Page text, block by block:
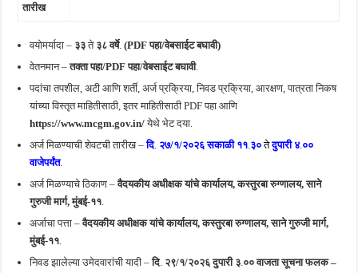
तारीख
वयोमर्यादा – ३३ते ३८ वर्षे.(PDF पहा/वेबसाईट बघावी)
वेतनमान –तक्ता पहा/PDF पहा/वेबसाईट बघावी.
पदांचा तपशील, अटी आणि शर्ती, अर्ज प्रक्रिया, निवड प्रक्रिया, आरक्षण, पात्रता निकष
यांच्या विस्तृत माहितीसाठी, इतर माहितीसाठी PDF पहा आणि
https://www.mcgm.gov.in/येथे भेट दया.
अर्ज मिळण्याची शेवटची तारीख –दि. २७/१/२०२६ सकाळी ११.३०तेदुपारी ४.००
वाजेपर्यंत.
अर्ज मिळण्याचे ठिकाण –वैदयकीय अधीक्षक यांचे कार्यालय, कस्तुरबा रुग्णालय, साने
गुरुजी मार्ग, मुंबई-११.
अर्जाचा पत्ता – वैदयकीय अधीक्षक यांचे कार्यालय, कस्तुरबा रुग्णालय, साने गुरुजी मार्ग,
मुंबई-११.
निवड झालेल्या उमेदवारांची यादी –दि. २९/१/२०२६ दुपारी ३.०० वाजता सूचना फलक –